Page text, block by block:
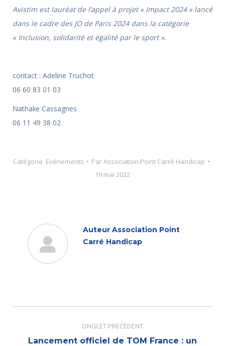
Avistim est lauréat de l’appel à projet « Impact 2024 » lancé
dans le cadre des JO de Paris 2024 dans la catégorie
« Inclusion, solidarité et égalité par le sport ».
contact : Adeline Truchot
06 60 83 01 03
Nathalie Cassagnes
06 11 49 38 02
Catégorie Evénements ParAssociation Point Carré Handicap
19 mai 2022
Auteur Association Point
Carré Handicap
commentaire
ONGLET PRÉCÉDENT
Lancement officiel de TOM France : un